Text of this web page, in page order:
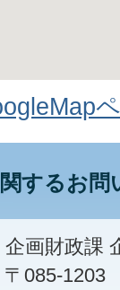
するお問
画財政課
〒085-1203